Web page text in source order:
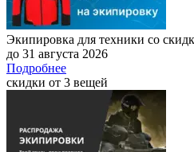
Экипировка для техники со
до 31 августа 2026
Подробнее
скидки от 3 вещей